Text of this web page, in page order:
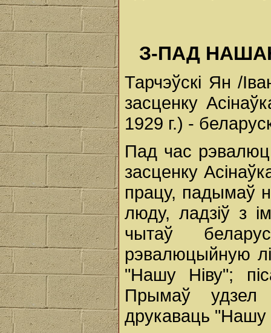
З-ПАД
Тарчэўскі Ян /
засценку
1929 г.) -
Пад час
засценку
працу, падымаў
люду, ладзіў з
чытаў
рэвалюцыйную
"Нашу Ніву";
Прымаў удзел
друкаваць "Нашу